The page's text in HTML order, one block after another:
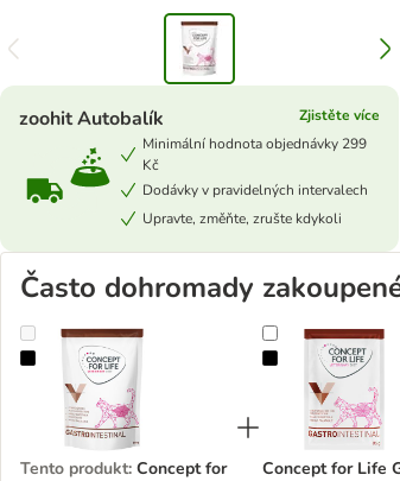
zoohit Autobalík
Zjistěte více
Minimální hodnota objednávky 299
Kč
Dodávky v pravidelných intervalech
Upravte, změňte, zrušte kdykoli
Často dohromady
Concept for Life veterinární gastrointestinální dieta
Tento produkt: Concept for
Concept for Life
Concept for Life